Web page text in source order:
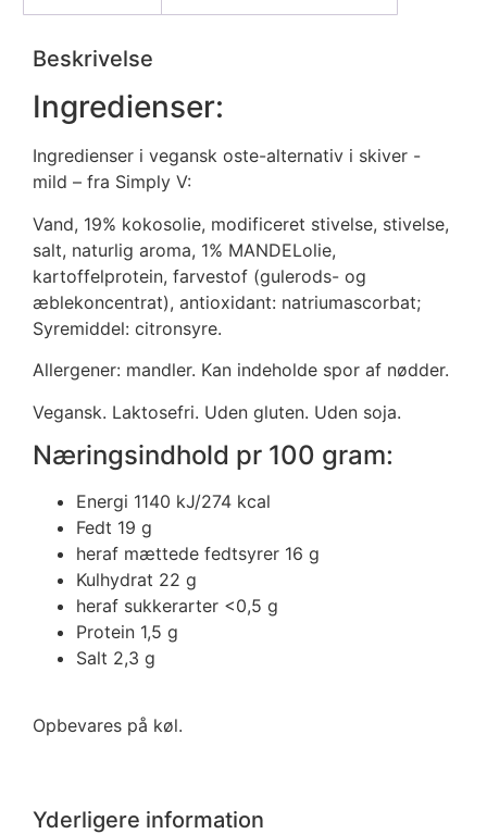
Beskrivelse
Ingredienser:
Ingredienser i vegansk oste-alternativ i skiver -
mild – fra Simply V:
Vand, 19% kokosolie, modificeret stivelse, stivelse,
salt, naturlig aroma, 1% MANDELolie,
kartoffelprotein, farvestof (gulerods- og
æblekoncentrat), antioxidant: natriumascorbat;
Syremiddel: citronsyre.
Allergener: mandler. Kan indeholde spor af nødder.
Vegansk. Laktosefri. Uden gluten. Uden soja.
Næringsindhold pr 100 gram:
Energi 1140 kJ/274 kcal
Fedt 19 g
heraf mættede fedtsyrer 16 g
Kulhydrat 22 g
heraf sukkerarter <0,5 g
Protein 1,5 g
Salt 2,3 g
Opbevares på køl.
Yderligere information